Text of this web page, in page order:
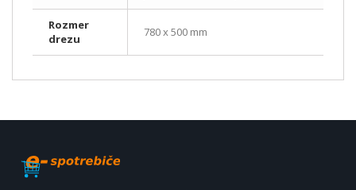
Rozmer
drezu
780 x 500 mm